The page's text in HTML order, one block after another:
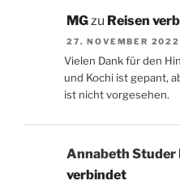
MGzu Reisen
27. NOVEMBER 2022
Vielen Dank für den
und Kochi ist gepant,
ist nicht vorgesehen.
Annabeth Studer
verbindet